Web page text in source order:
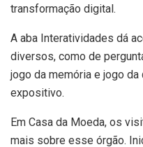
transformação digital.
A aba Interatividades dá
diversos, como de
jogo da memória e jogo
expositivo.
Em Casa da Moeda, os
mais sobre esse órgão.